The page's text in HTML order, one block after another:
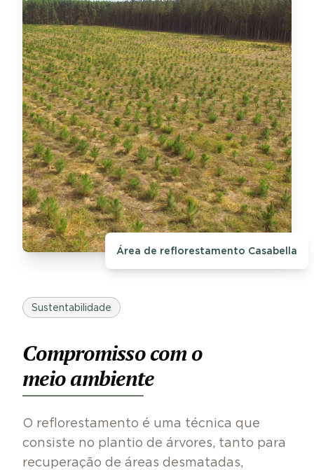
Área de reflorestamento Casabella
Sustentabilidade
Compromisso com o
meio ambiente
O reflorestamento é uma técnica que
consiste no plantio de árvores, tanto para
recuperação de áreas desmatadas,